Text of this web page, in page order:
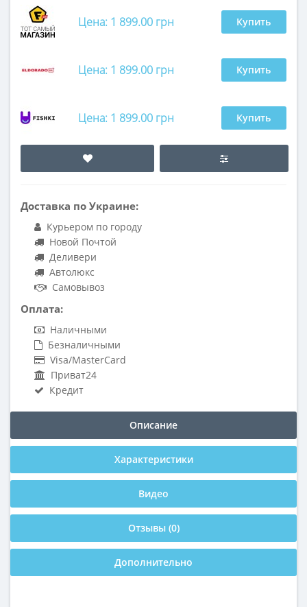
Цена: 1 899.00 грн Купить
Цена: 1 899.00 грн Купить
Цена: 1 899.00 грн Купить
Доставка по Украине:
Курьером по городу
Новой Почтой
Деливери
Автолюкс
Самовывоз
Оплата:
Наличными
Безналичными
Visa/MasterCard
Приват24
Кредит
Описание
Характеристики
Видео
Отзывы (0)
Дополнительно